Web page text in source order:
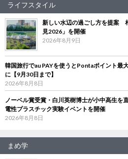
ライフスタイル
新しい水辺の過ごし方を提案
見2026」を開催
2026年8月9日
韓国旅行でau PAYを使うとPontaポイント最
に【9月30日まで】
2026年8月8日
ノーベル賞受賞・白川英樹博士が小中高生
電性プラスチック実験イベントを開催
2026年8月8日
まめ学